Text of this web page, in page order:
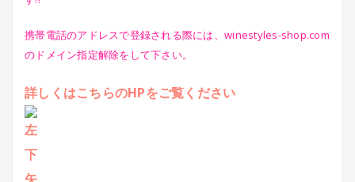
携帯電話のアドレスで登録される際には、winestyles-shop.com
のドメイン指定解除をして下さい。
詳しくはこちらのHPをご覧ください